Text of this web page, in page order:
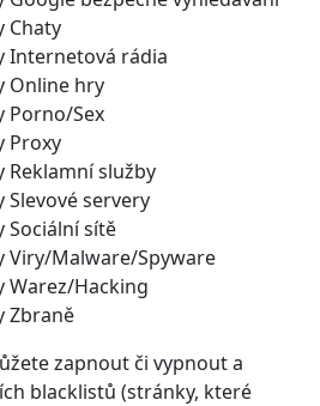
Chaty
Internetová rádia
Online hry
Porno/Sex
Proxy
Reklamní služby
servery
Sociální sítě
Viry/Malware/Spyware
Warez/Hacking
Zbraně
zapnout či vypnout a
blacklistů (stránky, které